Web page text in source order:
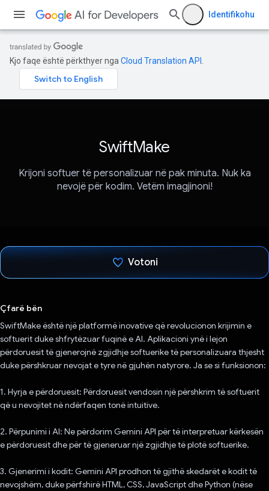
Identifikohu
Kjo faqe është përkthyer nga Cloud Translation API
SwiftMake
Krijoni softuer të personalizuar në pak minuta. Nuk ka
nevojë për kodim. Vetëm imagjinoni!
Votoni
Çfarë bën
SwiftMake është një platformë inovative që revolucionon krijimin e
softuerit duke shfrytëzuar fuqinë e AI. Aplikacioni ynë i lejon
përdoruesit të gjenerojnë zgjidhje softuerike të personalizuara thjesht
duke përshkruar nevojat e tyre në gjuhën natyrore. Ja se si funksionon:
1. Hyrja e përdoruesit: Përdoruesit vendosin një përshkrim të softuerit
që u nevojitet në ndërfaqen tonë intuitive.
2. Përpunimi i AI: Ne përdorim Gemini API për të interpretuar kërkesën
e përdoruesit dhe për të gjeneruar një zgjidhje të plotë softuerike.
3. Gjenerimi i kodit: Gemini API prodhon të gjithë skedarët e kodit të
nevojshëm, duke përfshirë HTML, CSS, JavaScript dhe Python (nëse